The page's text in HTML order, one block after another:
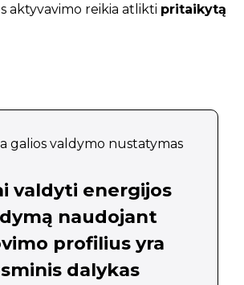
aktyvavimo reikia atlikti pritaikytą
galios valdymo nustatymas
valdyti energijos
naudojant
profilius yra
dalykas